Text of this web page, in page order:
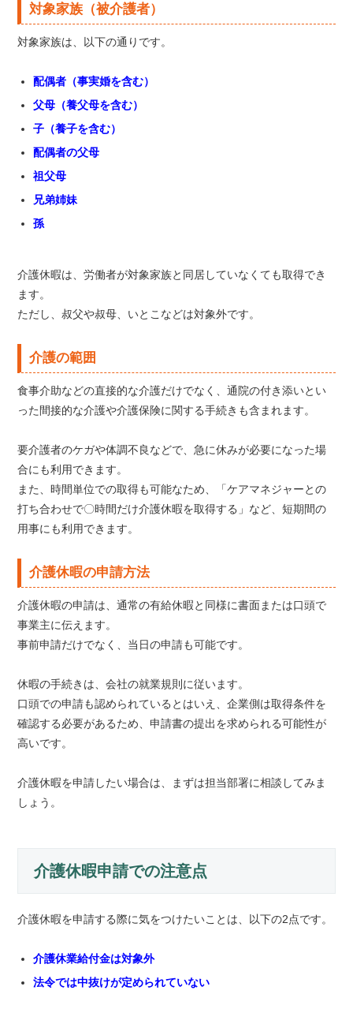
対象家族（被介護者）
対象家族は、以下の通りです。
配偶者（事実婚を含む）
父母（養父母を含む）
子（養子を含む）
配偶者の父母
祖父母
兄弟姉妹
孫
介護休暇は、労働者が対象家族と同居していなくても取得でき
ます。
ただし、叔父や叔母、いとこなどは対象外です。
介護の範囲
食事介助などの直接的な介護だけでなく、通院の付き添いとい
った間接的な介護や介護保険に関する手続きも含まれます。
要介護者のケガや体調不良などで、急に休みが必要になった場
合にも利用できます。
また、時間単位での取得も可能なため、「ケアマネジャーとの
打ち合わせで〇時間だけ介護休暇を取得する」など、短期間の
用事にも利用できます。
介護休暇の申請方法
介護休暇の申請は、通常の有給休暇と同様に書面または口頭で
事業主に伝えます。
事前申請だけでなく、当日の申請も可能です。
休暇の手続きは、会社の就業規則に従います。
口頭での申請も認められているとはいえ、企業側は取得条件を
確認する必要があるため、申請書の提出を求められる可能性が
高いです。
介護休暇を申請したい場合は、まずは担当部署に相談してみま
しょう。
介護休暇申請での注意点
介護休暇を申請する際に気をつけたいことは、以下の2点です。
介護休業給付金は対象外
法令では中抜けが定められていない